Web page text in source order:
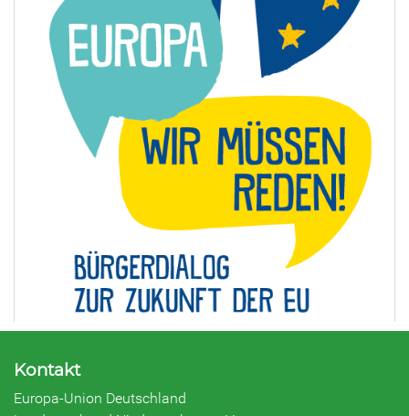
Kontakt
Europa-Union Deutschland